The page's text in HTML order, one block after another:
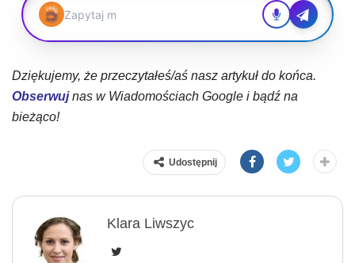
Dziękujemy, że przeczytałeś/aś nasz artykuł do końca.
Obserwujnas w Wiadomościach Google i bądź na
bieżąco!
Udostępnij
Klara Liwszyc